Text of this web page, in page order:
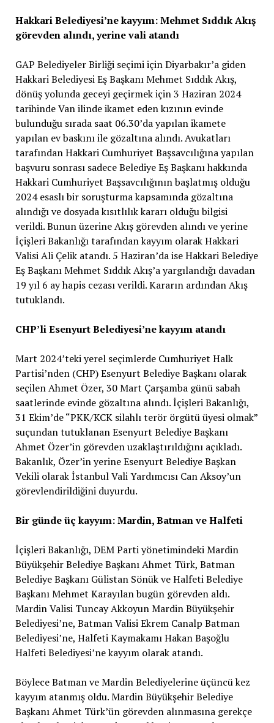
Hakkari Belediyesi’ne kayyım: Mehmet Sıddık Akış
görevden alındı, yerine vali atandı
GAP Belediyeler Birliği seçimi için Diyarbakır’a giden
Hakkari Belediyesi Eş Başkanı Mehmet Sıddık Akış,
dönüş yolunda geceyi geçirmek için 3 Haziran 2024
tarihinde Van ilinde ikamet eden kızının evinde
bulunduğu sırada saat 06.30’da yapılan ikamete
yapılan ev baskını ile gözaltına alındı. Avukatları
tarafından Hakkari Cumhuriyet Başsavcılığına yapılan
başvuru sonrası sadece Belediye Eş Başkanı hakkında
Hakkari Cumhuriyet Başsavcılığının başlatmış olduğu
2024 esaslı bir soruşturma kapsamında gözaltına
alındığı ve dosyada kısıtlılık kararı olduğu bilgisi
verildi. Bunun üzerine Akış görevden alındı ve yerine
İçişleri Bakanlığı tarafından kayyım olarak Hakkari
Valisi Ali Çelik atandı. 5 Haziran’da ise Hakkari Belediye
Eş Başkanı Mehmet Sıddık Akış’a yargılandığı davadan
19 yıl 6 ay hapis cezası verildi. Kararın ardından Akış
tutuklandı.
CHP’li Esenyurt Belediyesi’ne kayyım atandı
Mart 2024’teki yerel seçimlerde Cumhuriyet Halk
Partisi’nden (CHP) Esenyurt Belediye Başkanı olarak
seçilen Ahmet Özer, 30 Mart Çarşamba günü sabah
saatlerinde evinde gözaltına alındı. İçişleri Bakanlığı,
31 Ekim’de “PKK/KCK silahlı terör örgütü üyesi olmak”
suçundan tutuklanan Esenyurt Belediye Başkanı
Ahmet Özer’in görevden uzaklaştırıldığını açıkladı.
Bakanlık, Özer’in yerine Esenyurt Belediye Başkan
Vekili olarak İstanbul Vali Yardımcısı Can Aksoy’un
görevlendirildiğini duyurdu.
Bir günde üç kayyım: Mardin, Batman ve Halfeti
İçişleri Bakanlığı, DEM Parti yönetimindeki Mardin
Büyükşehir Belediye Başkanı Ahmet Türk, Batman
Belediye Başkanı Gülistan Sönük ve Halfeti Belediye
Başkanı Mehmet Karayılan bugün görevden aldı.
Mardin Valisi Tuncay Akkoyun Mardin Büyükşehir
Belediyesi’ne, Batman Valisi Ekrem Canalp Batman
Belediyesi’ne, Halfeti Kaymakamı Hakan Başoğlu
Halfeti Belediyesi’ne kayyım olarak atandı.
Böylece Batman ve Mardin Belediyelerine üçüncü kez
kayyım atanmış oldu. Mardin Büyükşehir Belediye
Başkanı Ahmet Türk’ün görevden alınmasına gerekçe